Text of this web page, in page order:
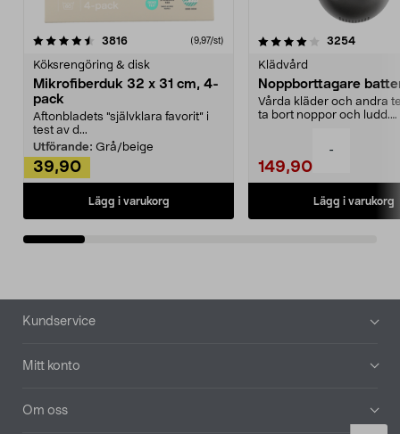
-
3816recensioner (9,97/st)
Köksrengöring & disk
Mikrofiberduk 32 x 31 cm, 4-
pack
Aftonbladets "självklara favorit” i
test av d...
Utförande: Grå/beige
39,90
Lägg i varukorg
4.0av 5 stjärnor 3254
Klädvård
Noppborttagare
Vårda kläder och andra
ta bort noppor och ludd.
149,90
Lägg i varukorg
4.5av 5 stjärnor
Sidfot
Kundservice
Mitt konto
Om oss